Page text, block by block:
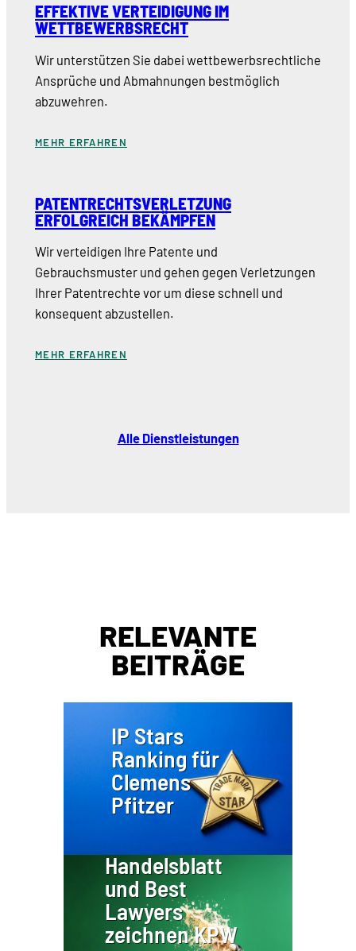
EFFEKTIVE VERTEIDIGUNG IM
WETTBEWERBSRECHT
Wir unterstützen Sie dabei wettbewerbsrechtliche
Ansprüche und Abmahnungen bestmöglich
abzuwehren.
MEHR ERFAHREN
PATENTRECHTSVERLETZUNG
ERFOLGREICH BEKÄMPFEN
Wir verteidigen Ihre Patente und
Gebrauchsmuster und gehen gegen Verletzungen
Ihrer Patentrechte vor um diese schnell und
konsequent abzustellen.
MEHR ERFAHREN
Alle Dienstleistungen
RELEVANTE
BEITRÄGE
IP Stars
Ranking für
Clemens
Pfitzer
Handelsblatt
und Best
Lawyers
zeichnen KPW